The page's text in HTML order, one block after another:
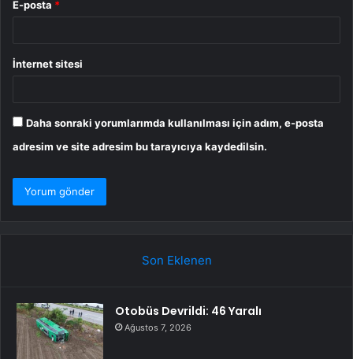
E-posta *
İnternet sitesi
Daha sonraki yorumlarımda kullanılması için adım, e-posta
adresim ve site adresim bu tarayıcıya kaydedilsin.
Son Eklenen
Otobüs Devrildi: 46 Yaralı
Ağustos 7, 2026